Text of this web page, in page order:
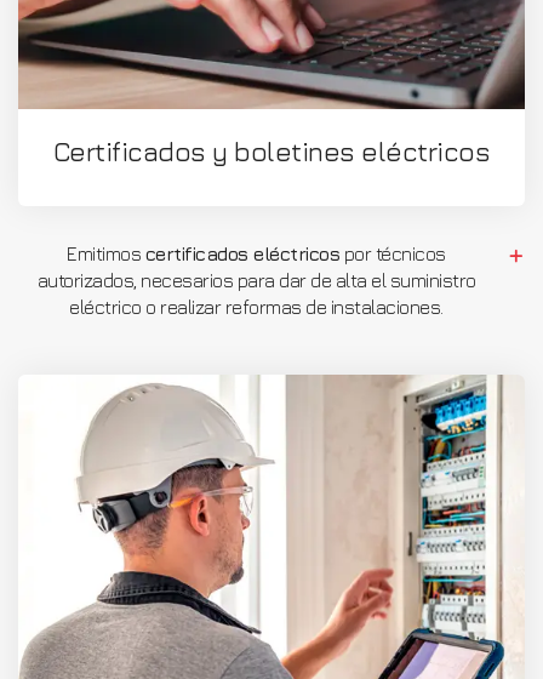
Certificados y boletines eléctricos
Emitimos certificados eléctricos por técnicos
autorizados, necesarios para dar de alta el suministro
eléctrico o realizar reformas de instalaciones.